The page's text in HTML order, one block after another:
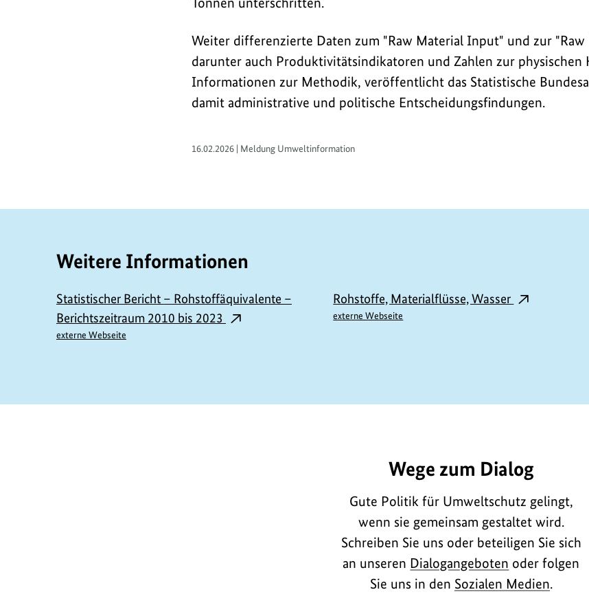
Weiter differenzierte Daten zum "Raw Material Input" und zur
darunter auch Produktivitätsindikatoren und Zahlen zur physischen
Informationen zur Methodik, veröffentlicht das Statistische
damit administrative und politische Entscheidungsfindungen.
16.02.2026 | Meldung Umweltinformation
Weitere Informationen
Statistischer Bericht – Rohstoffäquivalente –
Berichtszeitraum 2010 bis 2023
externe Webseite
Rohstoffe, Materialflüsse, Wasser
externe Webseite
Wege zum Dialog
Gute Politik für Umweltschutz gelingt,
wenn sie gemeinsam gestaltet wird.
Schreiben Sie uns oder beteiligen Sie sich
an unseren Dialogangeboten oder folgen
Sie uns in den Sozialen Medien.